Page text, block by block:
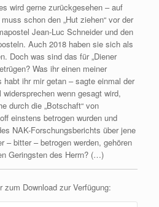
wird gerne zurückgesehen – auf
schon den „Hut ziehen“ vor der
Jean-Luc Schneider und den
Auch 2018 haben sie sich als
Doch was sind das für „Diener
Was ihr einen meiner
ihr mir getan – sagte einmal der
wenn gesagt wird,
durch die „Botschaft“ von
einstens betrogen wurden und
NAK-Forschungsberichts über jene
– bitter – betrogen werden, gehören
Geringsten des Herrn? (…)
Download zur Verfügung: